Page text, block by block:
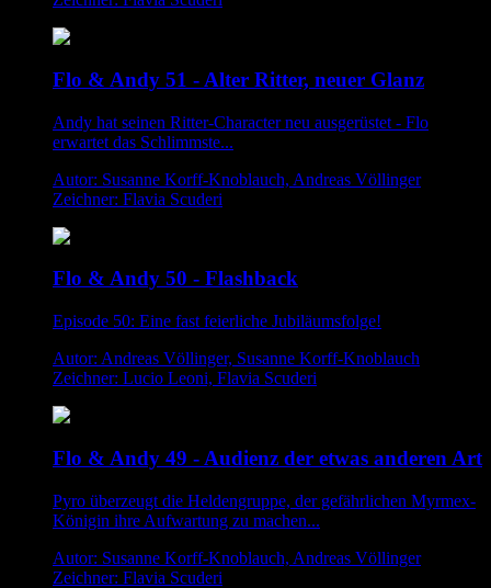
Flo & Andy 51 - Alter Ritter, neuer Glanz
Andy hat seinen Ritter-Character neu ausgerüstet - Flo
erwartet das Schlimmste...
Autor: Susanne Korff-Knoblauch, Andreas Völlinger
Zeichner: Flavia Scuderi
Flo & Andy 50 - Flashback
Episode 50: Eine fast feierliche Jubiläumsfolge!
Autor: Andreas Völlinger, Susanne Korff-Knoblauch
Zeichner: Lucio Leoni, Flavia Scuderi
Flo & Andy 49 - Audienz der etwas anderen Art
Pyro überzeugt die Heldengruppe, der gefährlichen Myrmex-
Königin ihre Aufwartung zu machen...
Autor: Susanne Korff-Knoblauch, Andreas Völlinger
Zeichner: Flavia Scuderi